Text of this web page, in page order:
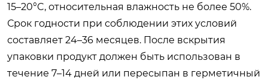
15–20°C, относительная влажность не более 50%.
Срок годности при соблюдении этих условий
составляет 24–36 месяцев. После вскрытия
упаковки продукт должен быть использован в
течение 7–14 дней или пересыпан в герметичный